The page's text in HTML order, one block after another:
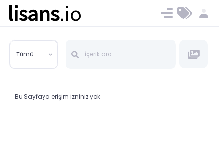
lisans.io Ücret ve Planlar
Tümü
Bu Sayfaya erişim izniniz yok